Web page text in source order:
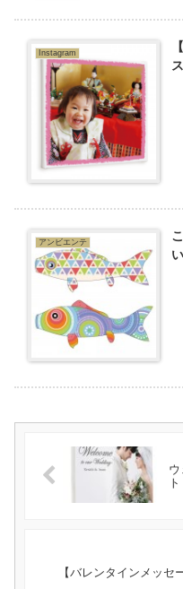
Instagram
アンビエンテ
ト
【バレンタインメッセ